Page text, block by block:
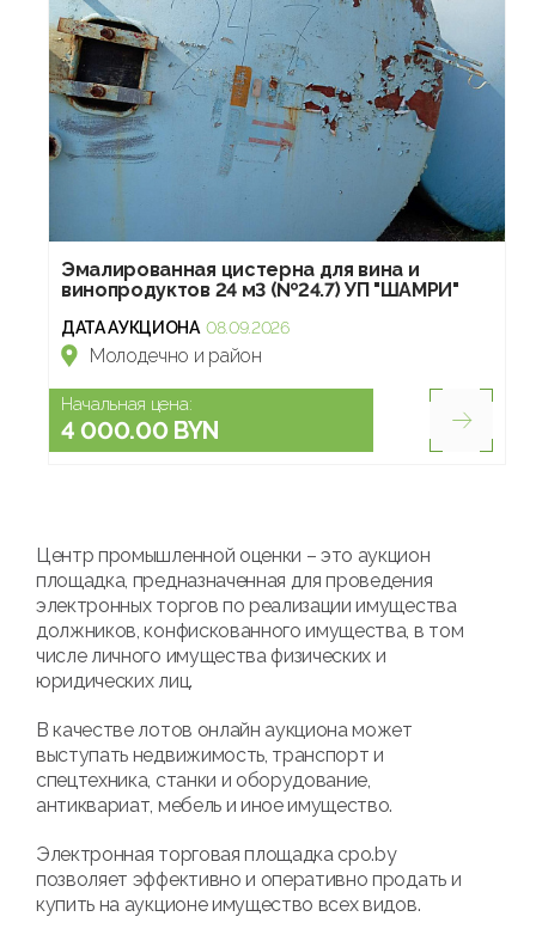
Эмалированная цистерна для вина и
винопродуктов 24 м3 (№24.7) УП "ШАМРИ"
ДАТА АУКЦИОНА 08.09.2026
Молодечно и район
Начальная цена:
4 000.00 BYN
Центр промышленной оценки – это аукцион
площадка, предназначенная для проведения
электронных торгов по реализации имущества
должников, конфискованного имущества, в том
числе личного имущества физических и
юридических лиц.
В качестве лотов онлайн аукциона может
выступать недвижимость, транспорт и
спецтехника, станки и оборудование,
антиквариат, мебель и иное имущество.
Электронная торговая площадка cpo.by
позволяет эффективно и оперативно продать и
купить на аукционе имущество всех видов.